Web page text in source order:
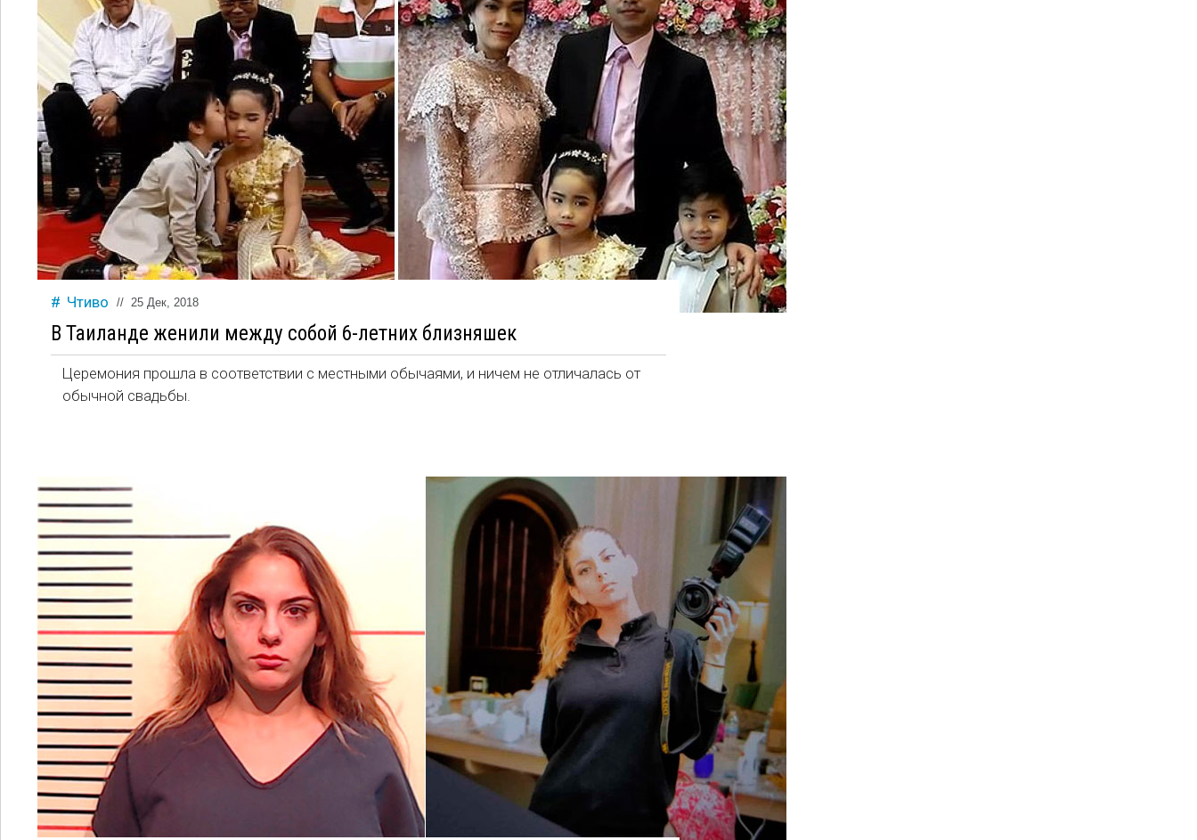
Чтиво // 25 Дек, 2018
В Таиланде женили между собой 6-летних близняшек
Церемония прошла в соответствии с местными обычаями, и ничем не отличалась от
обычной свадьбы.